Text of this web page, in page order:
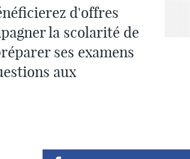
d'offres
la scolarité de
ses examens
aux